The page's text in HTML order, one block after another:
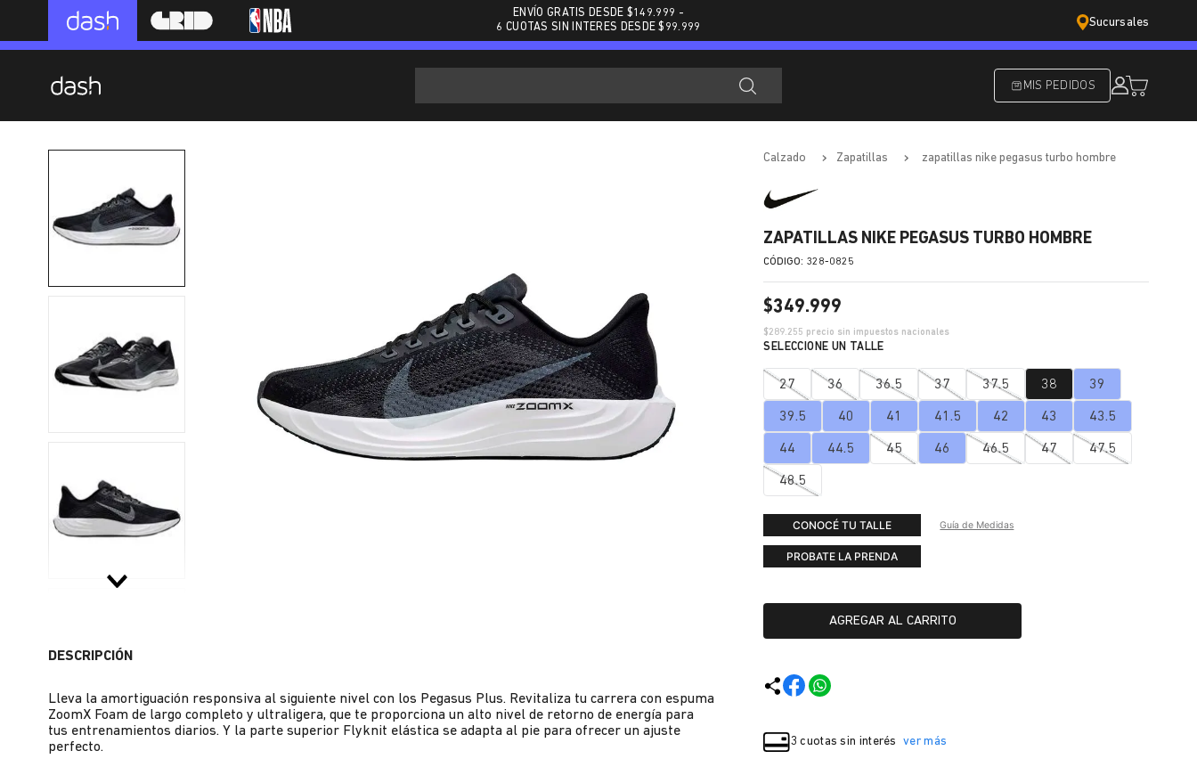
ENVÍO GRATIS DESDE $149.999 -
6 CUOTAS SIN INTERES DESDE $99.999
Sucursales
MIS PEDIDOS
DESCRIPCIÓN
Lleva la amortiguación responsiva al siguiente nivel con los Pegasus Plus. Revitaliza tu carrera con espuma
ZoomX Foam de largo completo y ultraligera, que te proporciona un alto nivel de retorno de energía para
tus entrenamientos diarios. Y la parte superior Flyknit elástica se adapta al pie para ofrecer un ajuste
perfecto.
calzado zapatillas zapatillas nike pegasus turbo hombre
ZAPATILLAS NIKE PEGASUS TURBO HOMBRE
: 328-0825
$349.999
$289.255 precio sin impuestos nacionales
27 36 36.5 37 37.5 38 39
39.5 40 41 41.5 42 43 43.5
44 44.5 45 46 46.5 47 47.5
48.5
CONOCÉ TU TALLE Guía de Medidas
PROBATE LA PRENDA
AGREGAR AL CARRITO
3 cuotas sin interés ver más